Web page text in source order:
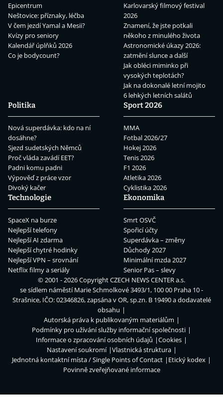
Epicentrum
Neštovice: příznaky, léčba
V čem jezdí Yamal a Mesii?
Kvízy pro seniory
Kalendář úplňků 2026
Co je bodycount?
Karlovarský filmový festival
2026
Znamení, že jste potkali
někoho z minulého života
Astronomické úkazy 2026:
zatmění slunce a další
Jak obléci miminko při
vysokých teplotách?
Jak na dokonalé letní mojito
6 lehkých letních salátů
Politika
Nová superdávka: kdo na ní
dosáhne?
Sjezd sudetských Němců
Proč vláda zavádí EET?
Padni komu padni
Výpověď z práce vzor
Divoký kačer
Sport 2026
MMA
Fotbal 2026/27
Hokej 2026
Tenis 2026
F1 2026
Atletika 2026
Cyklistika 2026
Technologie
SpaceX na burze
Nejlepší telefony
Nejlepší AI zdarma
Nejlepší chytré hodinky
Nejlepší VPN – srovnání
Netflix filmy a seriály
Ekonomika
Smrt OSVČ
Spořicí účty
Superdávka – změny
Důchody 2027
Minimální mzda 2027
Senior Pas – slevy
© 2001 - 2026 CopyrightCZECH NEWS CENTER a.s.
se sídlem náměstí Marie Schmolkové 3493/1, 100 00 Praha 10 -
Strašnice, IČO: 02346826, zapsána v OR, sp.zn. B 19490 a dodavatelé
obsahu
Autorská práva k publikovaným materiálům
Podmínky pro užívání služby informační společnosti
Informace o zpracování osobních údajů
Cookies
Nastavení soukromí
Vlastnická struktura
Jednotná kontaktní místa / Single Points of Contact
Etický kodex
Povinně zveřejňované informace